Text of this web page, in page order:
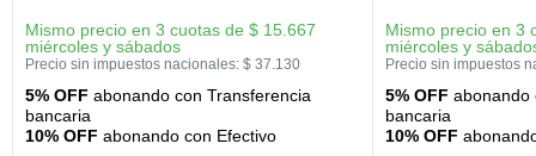
Mismo precio en 3 cuotas de $ 15.667
miércoles y sábados
Precio sin impuestos nacionales: $ 37.130
5% OFF abonando con Transferencia
bancaria
10% OFF abonando con Efectivo
Mismo precio en 3
miércoles y
Precio sin impuestos
5% OFF abonando
bancaria
10% OFF